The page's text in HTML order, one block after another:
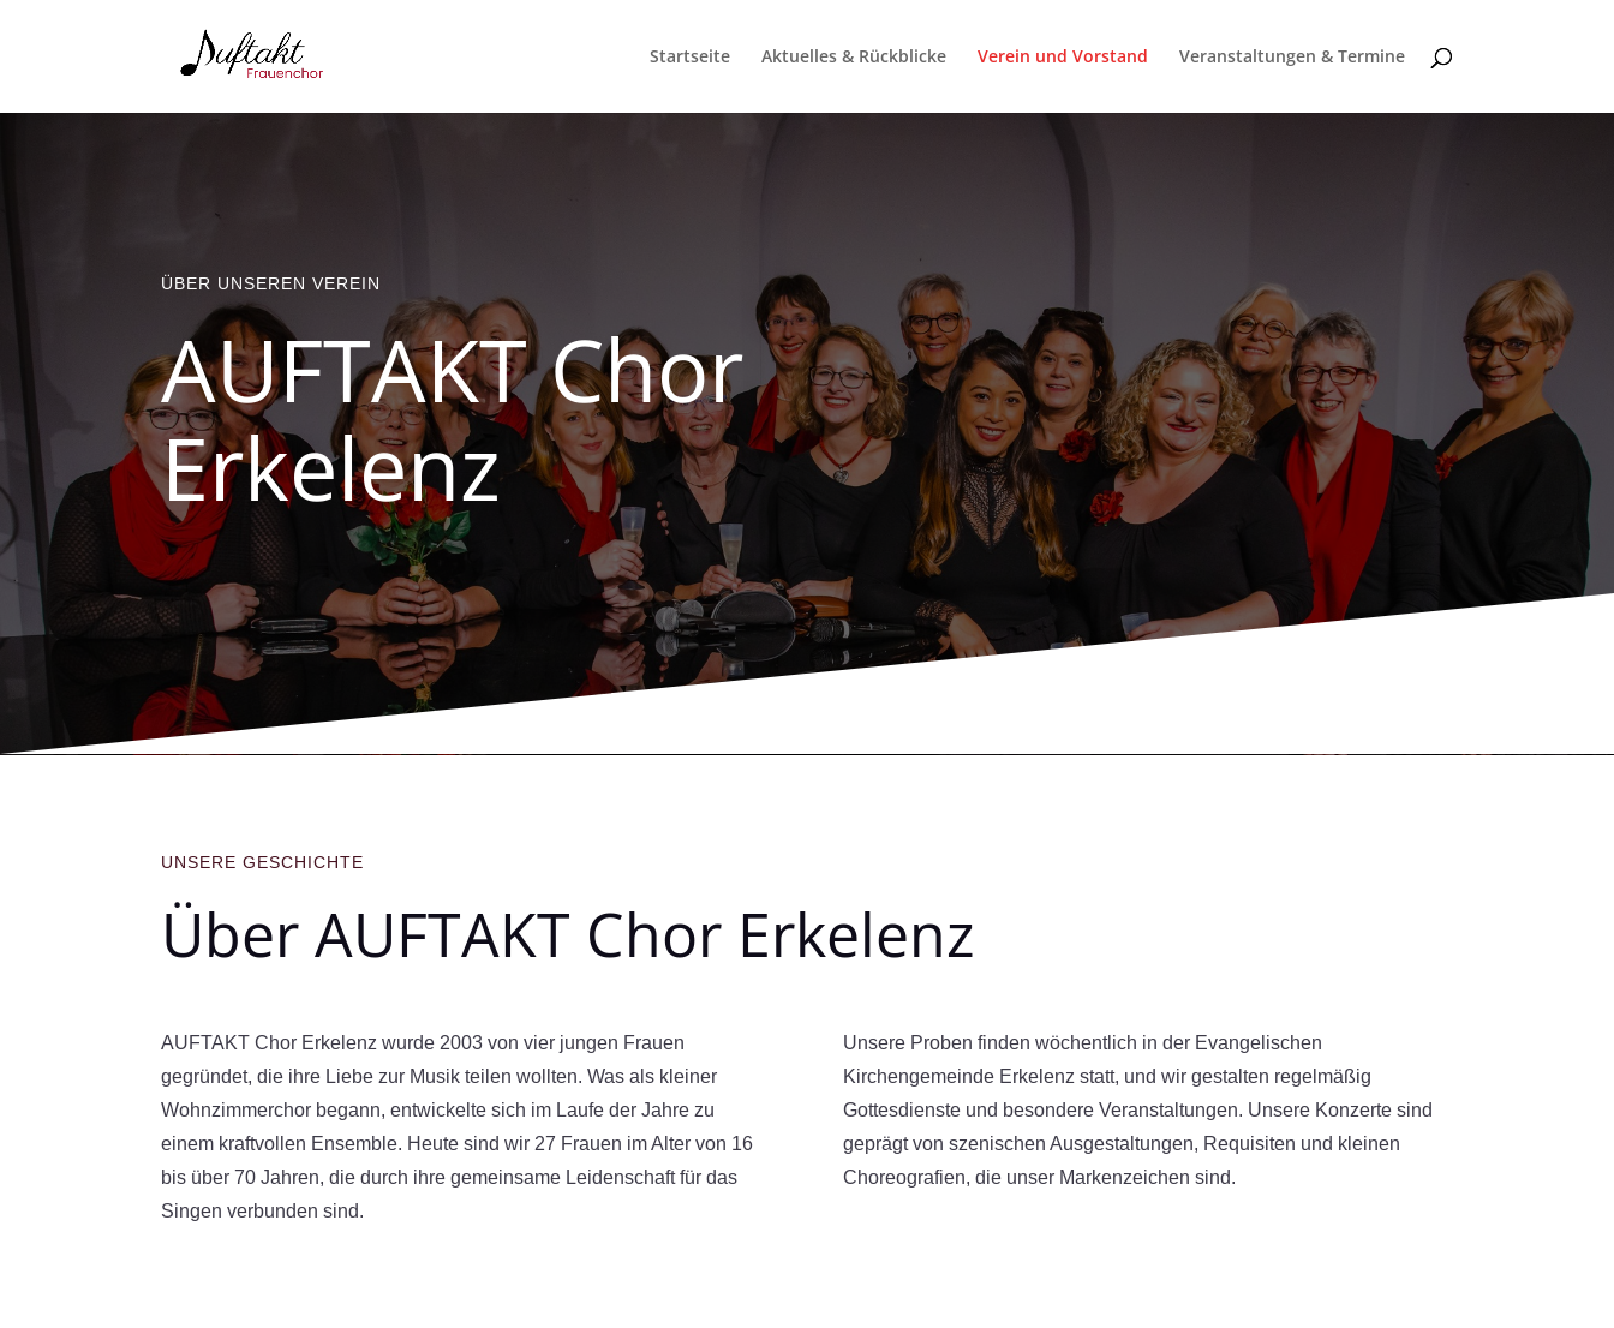
Startseite Aktuelles & Rückblicke Verein und Vorstand Veranstaltungen & Termine
ÜBER UNSEREN VEREIN
AUFTAKT Chor
Erkelenz
UNSERE GESCHICHTE
Über AUFTAKT Chor Erkelenz
AUFTAKT Chor Erkelenz wurde 2003 von vier jungen Frauen
gegründet, die ihre Liebe zur Musik teilen wollten. Was als kleiner
Wohnzimmerchor begann, entwickelte sich im Laufe der Jahre zu
einem kraftvollen Ensemble. Heute sind wir 27 Frauen im Alter von 16
bis über 70 Jahren, die durch ihre gemeinsame Leidenschaft für das
Singen verbunden sind.
Unsere Proben finden wöchentlich in der Evangelischen
Kirchengemeinde Erkelenz statt, und wir gestalten regelmäßig
Gottesdienste und besondere Veranstaltungen. Unsere Konzerte sind
geprägt von szenischen Ausgestaltungen, Requisiten und kleinen
Choreografien, die unser Markenzeichen sind.